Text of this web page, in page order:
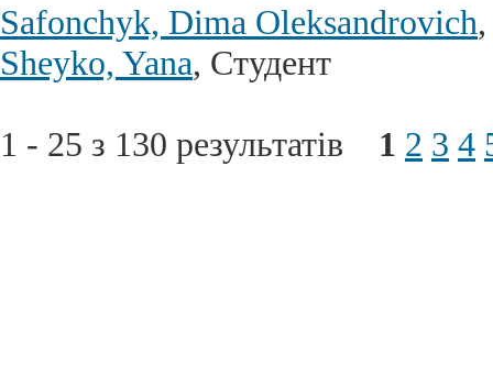
Safonchyk, Dima Oleksandrovich
Sheyko, Yana, Студент
1 - 25 з 130 результатів 1 2 3 4